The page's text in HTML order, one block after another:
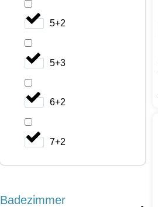
5+2
5+3
6+2
7+2
Badezimmer